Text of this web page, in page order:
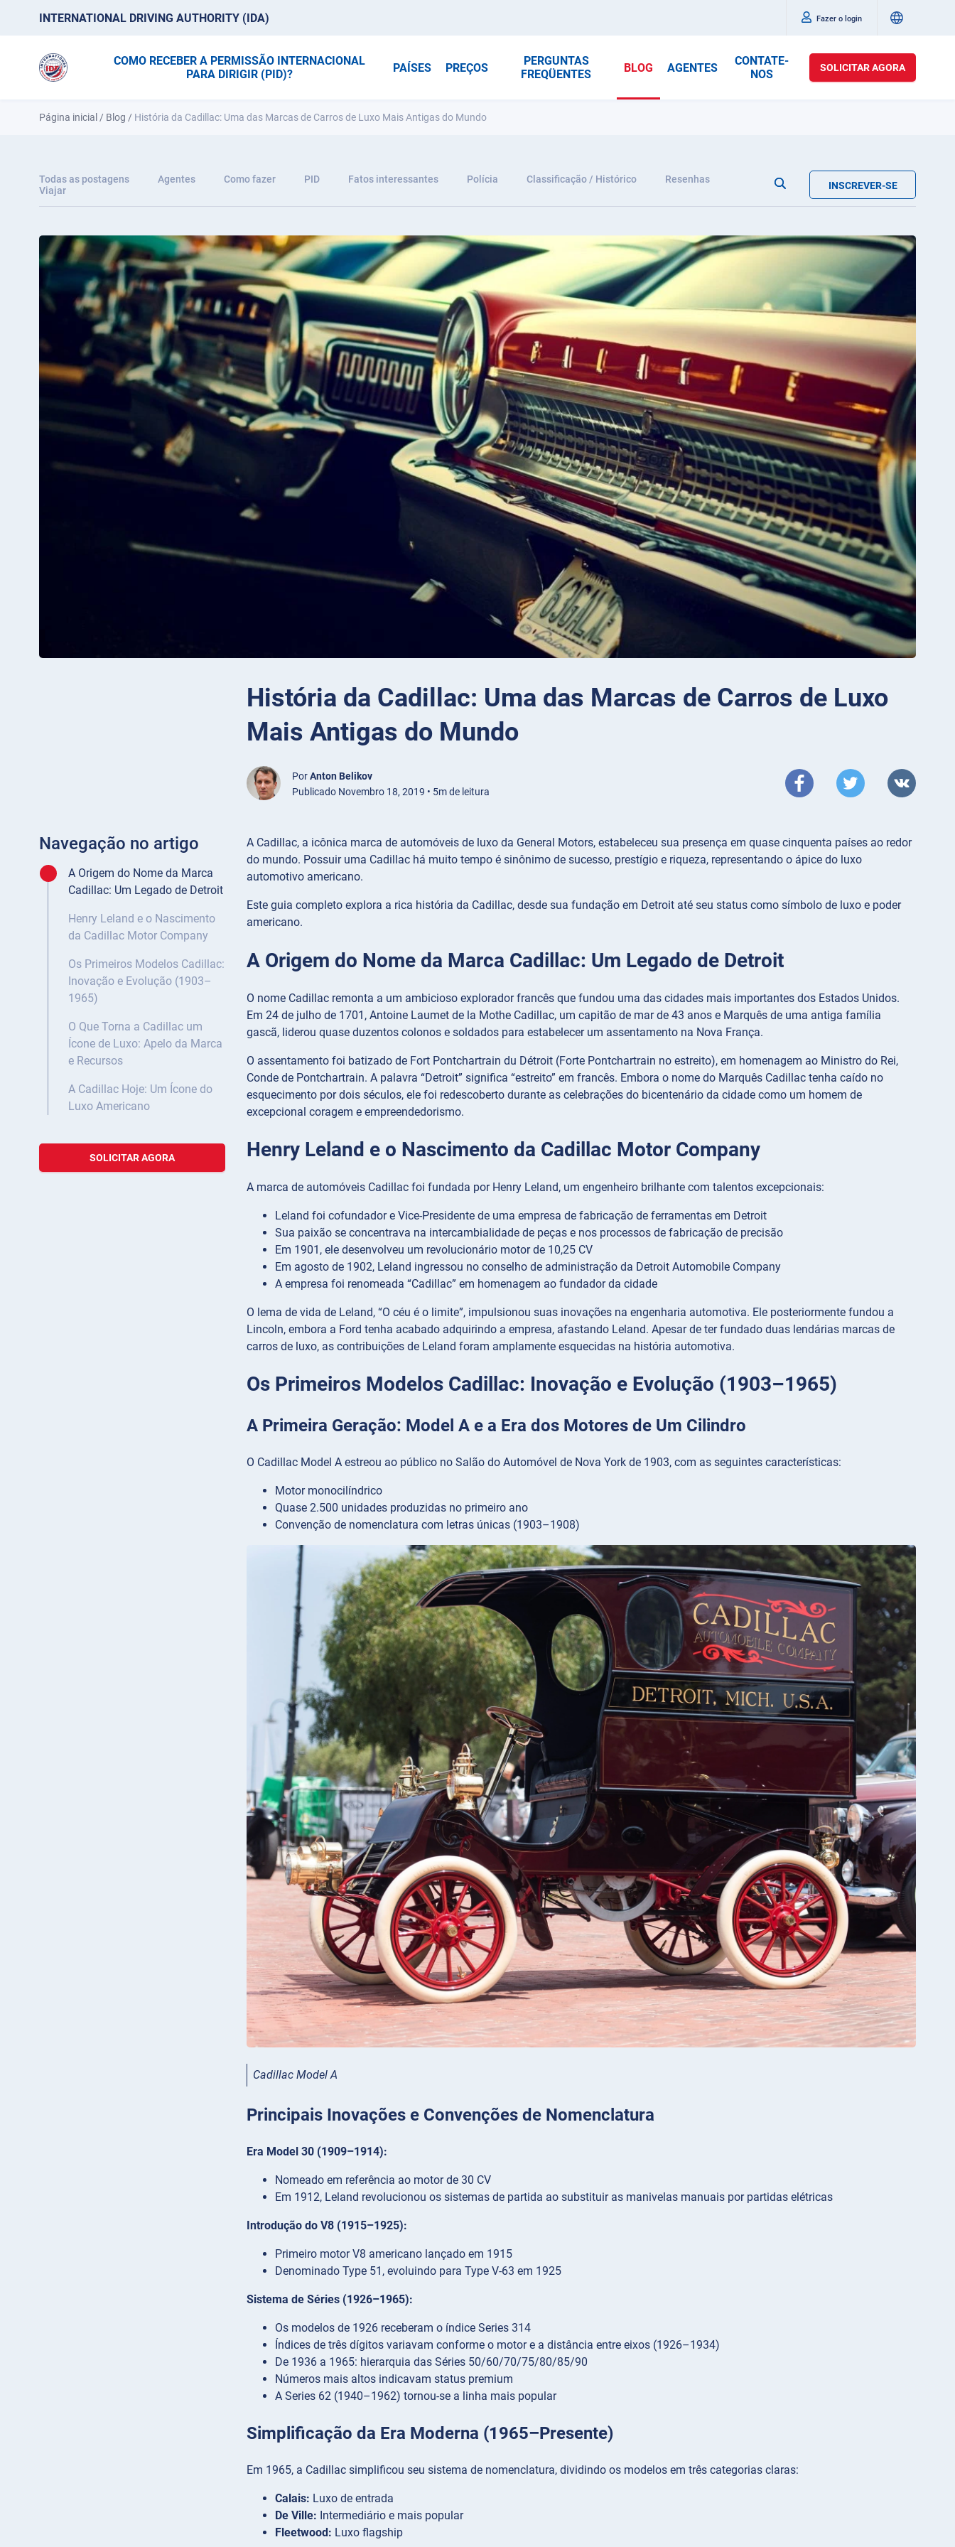
INTERNATIONAL DRIVING AUTHORITY (IDA) Fazer o login
COMO RECEBER A PERMISSÃO INTERNACIONAL
PARA DIRIGIR (PID)?
PAÍSES PREÇOS
PERGUNTAS
FREQÜENTES
BLOG AGENTES
CONTATE-
NOS
SOLICITAR AGORA
Página inicial / Blog / História da Cadillac: Uma das Marcas de Carros de Luxo Mais Antigas do Mundo
Todas as postagens Agentes Como fazer PID Fatos interessantes Polícia Classificação / Histórico
Resenhas
Viajar
INSCREVER-SE
História da Cadillac: Uma das Marcas de Carros de Luxo
Mais Antigas do Mundo
PorAnton Belikov
Publicado Novembro 18, 2019 • 5m de leitura
Navegação no artigo
A Origem do Nome da Marca
Cadillac: Um Legado de Detroit
Henry Leland e o Nascimento
da Cadillac Motor Company
Os Primeiros Modelos Cadillac:
Inovação e Evolução (1903–
1965)
O Que Torna a Cadillac um
Ícone de Luxo: Apelo da Marca
e Recursos
A Cadillac Hoje: Um Ícone do
Luxo Americano
SOLICITAR AGORA
A Cadillac, a icônica marca de automóveis de luxo da General Motors, estabeleceu sua presença em quase cinquenta países ao redor
do mundo. Possuir uma Cadillac há muito tempo é sinônimo de sucesso, prestígio e riqueza, representando o ápice do luxo
automotivo americano.
Este guia completo explora a rica história da Cadillac, desde sua fundação em Detroit até seu status como símbolo de luxo e poder
americano.
A Origem do Nome da Marca Cadillac: Um Legado de Detroit
O nome Cadillac remonta a um ambicioso explorador francês que fundou uma das cidades mais importantes dos Estados Unidos.
Em 24 de julho de 1701, Antoine Laumet de la Mothe Cadillac, um capitão de mar de 43 anos e Marquês de uma antiga família
gascã, liderou quase duzentos colonos e soldados para estabelecer um assentamento na Nova França.
O assentamento foi batizado de Fort Pontchartrain du Détroit (Forte Pontchartrain no estreito), em homenagem ao Ministro do Rei,
Conde de Pontchartrain. A palavra “Detroit” significa “estreito” em francês. Embora o nome do Marquês Cadillac tenha caído no
esquecimento por dois séculos, ele foi redescoberto durante as celebrações do bicentenário da cidade como um homem de
excepcional coragem e empreendedorismo.
Henry Leland e o Nascimento da Cadillac Motor Company
A marca de automóveis Cadillac foi fundada por Henry Leland, um engenheiro brilhante com talentos excepcionais:
Leland foi cofundador e Vice-Presidente de uma empresa de fabricação de ferramentas em Detroit
Sua paixão se concentrava na intercambialidade de peças e nos processos de fabricação de precisão
Em 1901, ele desenvolveu um revolucionário motor de 10,25 CV
Em agosto de 1902, Leland ingressou no conselho de administração da Detroit Automobile Company
A empresa foi renomeada “Cadillac” em homenagem ao fundador da cidade
O lema de vida de Leland, “O céu é o limite”, impulsionou suas inovações na engenharia automotiva. Ele posteriormente fundou a
Lincoln, embora a Ford tenha acabado adquirindo a empresa, afastando Leland. Apesar de ter fundado duas lendárias marcas de
carros de luxo, as contribuições de Leland foram amplamente esquecidas na história automotiva.
Os Primeiros Modelos Cadillac: Inovação e Evolução (1903–1965)
A Primeira Geração: Model A e a Era dos Motores de Um Cilindro
O Cadillac Model A estreou ao público no Salão do Automóvel de Nova York de 1903, com as seguintes características:
Motor monocilíndrico
Quase 2.500 unidades produzidas no primeiro ano
Convenção de nomenclatura com letras únicas (1903–1908)
Cadillac Model A
Principais Inovações e Convenções de Nomenclatura
Era Model 30 (1909–1914):
Nomeado em referência ao motor de 30 CV
Em 1912, Leland revolucionou os sistemas de partida ao substituir as manivelas manuais por partidas elétricas
Introdução do V8 (1915–1925):
Primeiro motor V8 americano lançado em 1915
Denominado Type 51, evoluindo para Type V-63 em 1925
Sistema de Séries (1926–1965):
Os modelos de 1926 receberam o índice Series 314
Índices de três dígitos variavam conforme o motor e a distância entre eixos (1926–1934)
De 1936 a 1965: hierarquia das Séries 50/60/70/75/80/85/90
Números mais altos indicavam status premium
A Series 62 (1940–1962) tornou-se a linha mais popular
Simplificação da Era Moderna (1965–Presente)
Em 1965, a Cadillac simplificou seu sistema de nomenclatura, dividindo os modelos em três categorias claras:
Calais: Luxo de entrada
De Ville: Intermediário e mais popular
Fleetwood: Luxo flagship